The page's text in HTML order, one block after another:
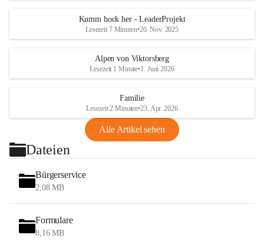
Kumm hock her - LeaderProjekt
Lesezeit 7 Minuten•20. Nov. 2025
Alpen von Viktorsberg
Lesezeit 1 Minute•1. Juni 2026
Familie
Lesezeit 2 Minuten•23. Apr. 2026
Alle Artikel sehen
Dateien
Bürgerservice
2,08 MB
Formulare
8,16 MB